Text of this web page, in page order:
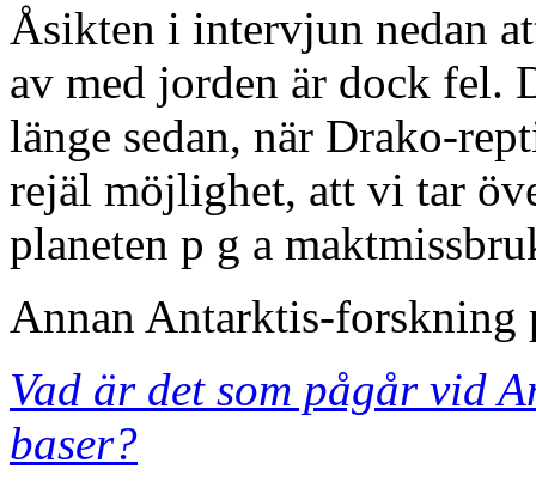
Åsikten i intervjun nedan
av med jorden är dock fel.
länge sedan, när Drako-
rejäl möjlighet, att vi tar
planeten p g a
Annan Antarktis-forskning
Vad är det som pågår vid
baser?